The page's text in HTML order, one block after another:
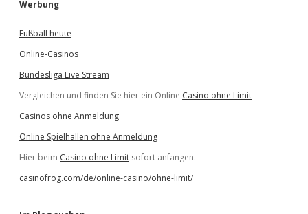
Werbung
Fußball heute
Online-Casinos
Bundesliga Live Stream
Vergleichen und finden Sie hier ein Online Casino ohne Limit
Casinos ohne Anmeldung
Online Spielhallen ohne Anmeldung
Hier beim Casino ohne Limit sofort anfangen.
casinofrog.com/de/online-casino/ohne-limit/